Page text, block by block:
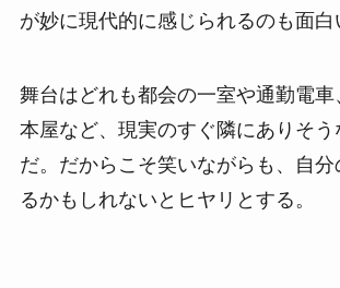
が妙に現代的に感じられるのも面白
舞台はどれも都会の一室や通勤電
本屋など、現実のすぐ隣にありそう
だ。だからこそ笑いながらも、自分
るかもしれないとヒヤリとする。